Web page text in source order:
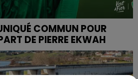
COMMUN POUR
DE PIERRE EKWAH